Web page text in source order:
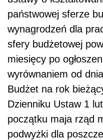
państwowej sferze
wynagrodzeń dla
sfery budżetowej
miesięcy po
wyrównaniem od
Budżet na rok
Dzienniku Ustaw 1
początku maja rząd
podwyżki dla